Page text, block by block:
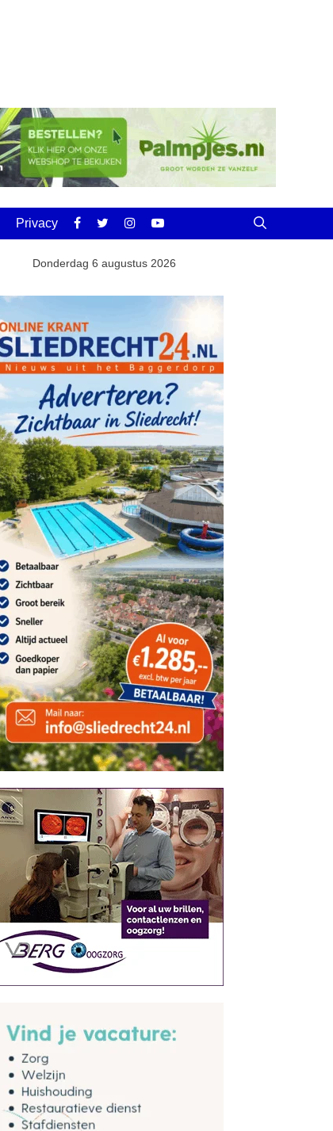
Privacy
Donderdag 6 augustus 2026